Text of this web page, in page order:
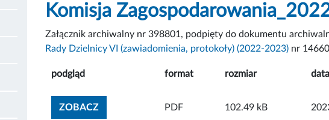
Komisja
Załącznik archiwalny nr 398801, podpięty do dokumentu
Rady Dzielnicy VI (zawiadomienia, protokoły) (2022-2023) nr
podgląd format rozmiar
ZOBACZZOBACZ ZAŁĄCZNIK
PDF 102.49 kB